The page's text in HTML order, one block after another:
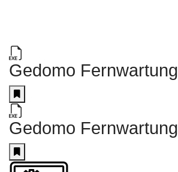
Gedomo Fernwartung
Gedomo Fernwartung